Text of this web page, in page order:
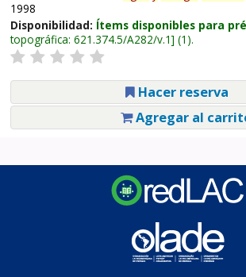
1998
Disponibilidad: Ítems disponibles para
topográfica: 621.374.5/A282/v.1 (1).
Hacer reserva
Agregar al